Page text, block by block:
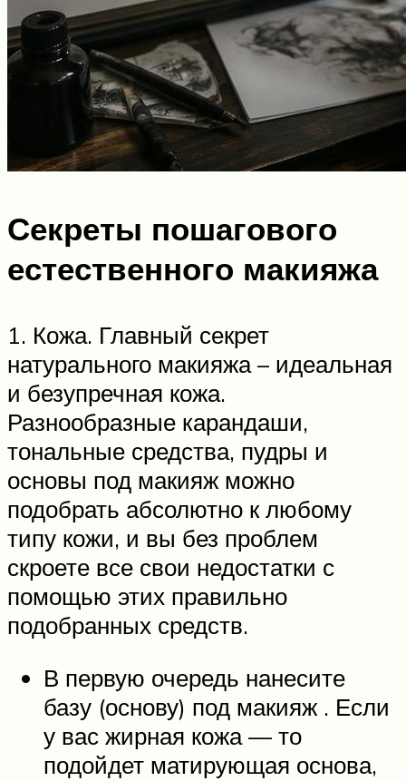
Секреты пошагового
естественного макияжа
1. Кожа. Главный секрет
натурального макияжа – идеальная
и безупречная кожа.
Разнообразные карандаши,
тональные средства, пудры и
основы под макияж можно
подобрать абсолютно к любому
типу кожи, и вы без проблем
скроете все свои недостатки с
помощью этих правильно
подобранных средств.
В первую очередь нанесите
базу (основу) под макияж . Если
у вас жирная кожа — то
подойдет матирующая основа,